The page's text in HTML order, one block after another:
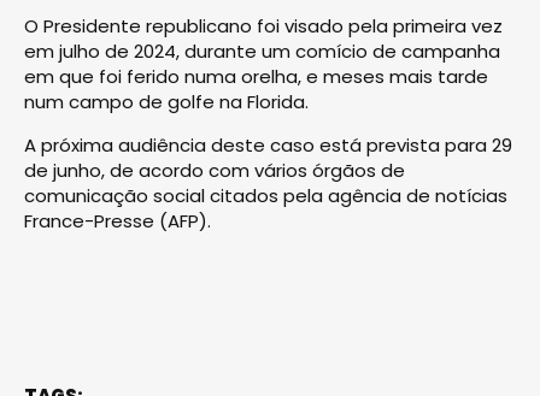
O Presidente republicano foi visado pela primeira vez
em julho de 2024, durante um comício de campanha
em que foi ferido numa orelha, e meses mais tarde
num campo de golfe na Florida.
A próxima audiência deste caso está prevista para 29
de junho, de acordo com vários órgãos de
comunicação social citados pela agência de notícias
France-Presse (AFP).